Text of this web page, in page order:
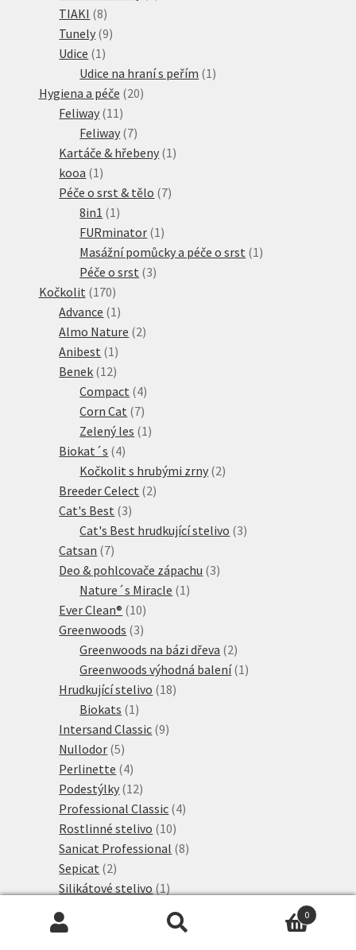
TIAKI 88
produktů
Tunely 99
Udice 1 1
produkt
Udice na hraní s peřím 1 1
Hygiena a péče 2020
Feliway 11 11
produktů
Feliway 77
produktů
Kartáče & hřebeny 1 1
kooa 1 1
produkt
Péče o srst & tělo 77
8in1 1 1
produkt
FURminator 1 1
produkt
Masážní pomůcky a péče o srst 1 1
Péče o srst 33
Kočkolit 170170
produktů
Advance 1 1
produkt
Almo Nature 22
Anibest 1 1
produkt
Benek 1212
produktů
Compact 44
produkty
Corn Cat 77
produktů
Zelený les 1 1
Biokat´s 44
produkty
Kočkolit s hrubými zrny 22
Breeder Celect 22
Cat's Best 33
produkty
Cat's Best hrudkující stelivo 33
Catsan 77
produktů
Deo & pohlcovače zápachu 33
Nature´s Miracle 1 1
Ever Clean® 1010
produktů
Greenwoods 33
produkty
Greenwoods na bázi dřeva 22
produkty
Greenwoods výhodná balení 1 1
Hrudkující stelivo 1818
Biokats 1 1
produkt
Intersand Classic 99
Nullodor 55
produktů
Perlinette 44
produkty
Podestýlky 1212
produktů
Professional Classic 44
Rostlinné stelivo 1010
produktů
Sanicat Professional 88
Sepicat 22
produkty
Silikátové stelivo 11
produktů
Tigerino Crystals 88
0